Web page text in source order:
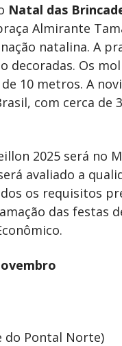
Natal das
Almirante
natalina. A
decoradas. Os
10 metros. A
com cerca
2025 será no
avaliado a
os requisitos
das festas
do Pontal Norte)